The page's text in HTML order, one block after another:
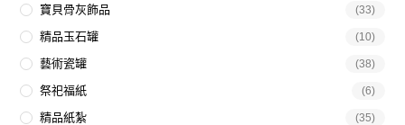
寶貝骨灰飾品 (33)
精品玉石罐 (10)
藝術瓷罐 (38)
祭祀福紙 (6)
精品紙紮 (35)